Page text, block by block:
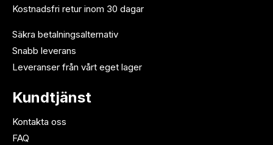
Kostnadsfri retur inom 30 dagar
Säkra betalningsalternativ
Snabb leverans
Leveranser från vårt eget lager
Kundtjänst
Kontakta oss
FAQ